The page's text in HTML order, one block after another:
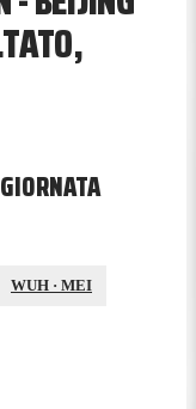
WUH · MEI